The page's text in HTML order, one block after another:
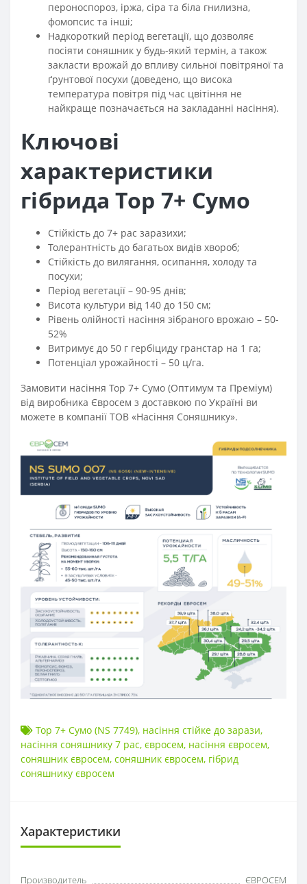
пероноспороз, іржа, сіра та біла гнилизна,
фомопсис та інші;
Надкороткий період вегетації, що дозволяє
посіяти соняшник у будь-який термін, а також
закласти врожай до впливу сильної повітряної та
ґрунтової посухи (доведено, що висока
температура повітря під час цвітіння не
найкраще позначається на закладанні насіння).
Ключові
характеристики
гібрида Тор 7+ Сумо
Стійкість до 7+ рас заразихи;
Толерантність до багатьох видів хвороб;
Стійкість до вилягання, осипання, холоду та
посухи;
Період вегетації – 90-95 днів;
Висота культури від 140 до 150 см;
Рівень олійності насіння зібраного врожаю – 50-
52%
Витримує до 50 г гербіциду гранстар на 1 га;
Потенціал урожайності – 50 ц/га.
Замовити насіння Тор 7+ Сумо (Оптимум та Преміум)
від виробника Євросем з доставкою по Україні ви
можете в компанії ТОВ «Насіння Соняшнику».
Тор 7+ Сумо (NS 7749), насіння стійке до зарази,
насіння соняшнику 7 рас, євросем, насіння євросем,
соняшник євросем, соняшник євросем, гібрид
соняшнику євросем
Характеристики
Производитель ЄВРОСЕМ